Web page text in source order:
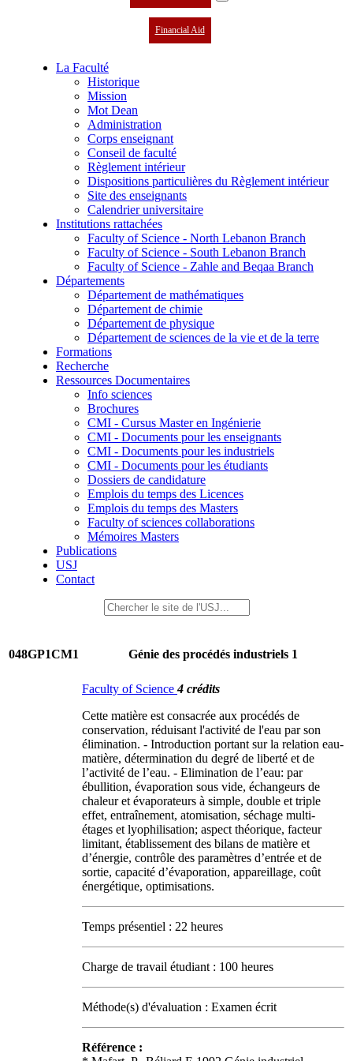
Financial Aid
La Faculté
Historique
Mission
Mot Dean
Administration
Corps enseignant
Conseil de faculté
Règlement intérieur
Dispositions particulières du Règlement intérieur
Site des enseignants
Calendrier universitaire
Institutions rattachées
Faculty of Science - North Lebanon Branch
Faculty of Science - South Lebanon Branch
Faculty of Science - Zahle and Beqaa Branch
Départements
Département de mathématiques
Département de chimie
Département de physique
Département de sciences de la vie et de la terre
Formations
Recherche
Ressources Documentaires
Info sciences
Brochures
CMI - Cursus Master en Ingénierie
CMI - Documents pour les enseignants
CMI - Documents pour les industriels
CMI - Documents pour les étudiants
Dossiers de candidature
Emplois du temps des Licences
Emplois du temps des Masters
Faculty of sciences collaborations
Mémoires Masters
Publications
USJ
Contact
048GP1CM1 Génie des procédés industriels 1
Faculty of Science4 crédits
Cette matière est consacrée aux procédés de
conservation, réduisant l'activité de l'eau par son
élimination. - Introduction portant sur la relation eau-
matière, détermination du degré de liberté et de
l’activité de l’eau. - Elimination de l’eau: par
ébullition, évaporation sous vide, échangeurs de
chaleur et évaporateurs à simple, double et triple
effet, entraînement, atomisation, séchage multi-
étages et lyophilisation; aspect théorique, facteur
limitant, établissement des bilans de matière et
d’énergie, contrôle des paramètres d’entrée et de
sortie, capacité d’évaporation, appareillage, coût
énergétique, optimisations.
Temps présentiel : 22 heures
Charge de travail étudiant : 100 heures
Méthode(s) d'évaluation : Examen écrit
Référence :